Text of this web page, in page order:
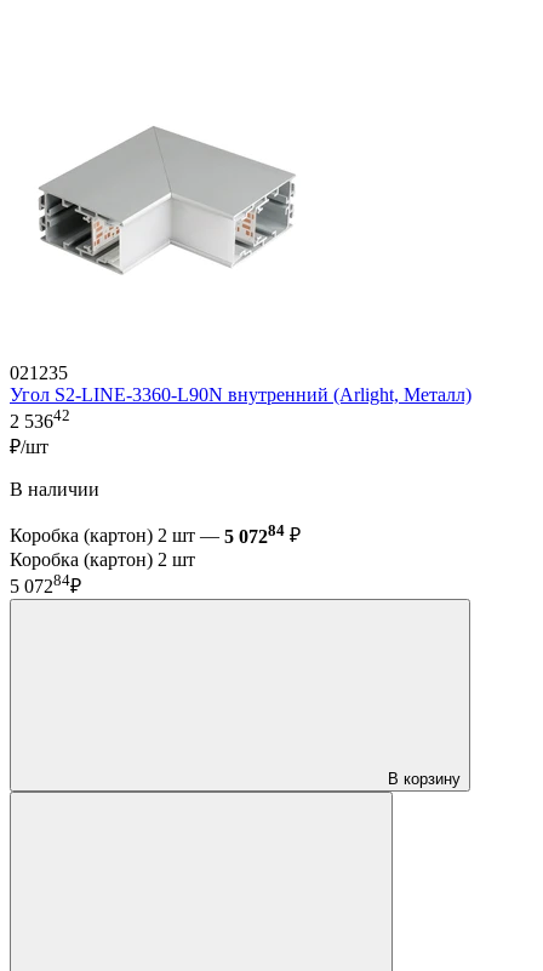
021235
Угол S2-LINE-3360-L90N внутренний (Arlight, Металл)
2 53642
₽/шт
В наличии
Коробка (картон) 2 шт — 5 07284 ₽
Коробка (картон) 2 шт
5 07284₽
В корзину